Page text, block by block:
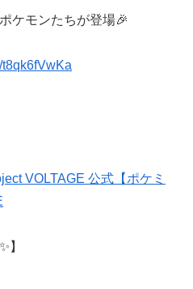
ケモンたちが登場🎉
VOLTAGE 公式【ポケミ
】